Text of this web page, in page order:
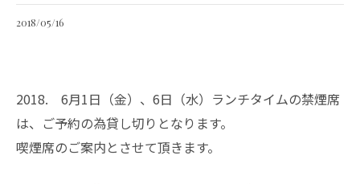
2018/05/16
2018. 6月1日（金）、6日（水）ランチタイムの禁煙席
は、ご予約の為貸し切りとなります。
喫煙席のご案内とさせて頂きます。